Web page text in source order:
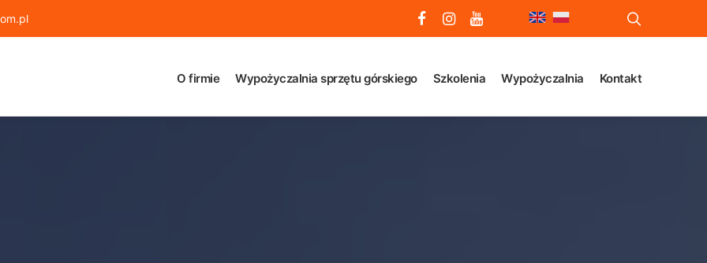
O firmie Wypożyczalnia sprzętu górskiego Szkolenia Wypożyczalnia Kontakt